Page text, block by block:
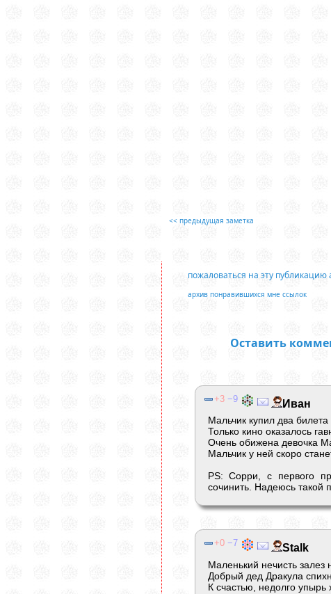
<< предыдущая заметка
пожаловаться на эту
архив понравившихся мне ссылок
Оставить
3 9 Иван
Мальчик купил два билета
Только кино оказалось
Очень обижена девочка
Мальчик у ней скоро
PS: Сорри, с первого
сочинить. Надеюсь такой
0 7 Stalk
Маленький нечисть залез
Добрый дед Дракула
К счастью, недолго упырь